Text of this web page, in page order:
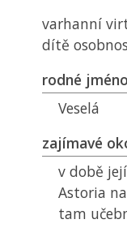
varhanní
dítě
rodné jméno
Veselá
zajímavé
v době
Astoria
tam